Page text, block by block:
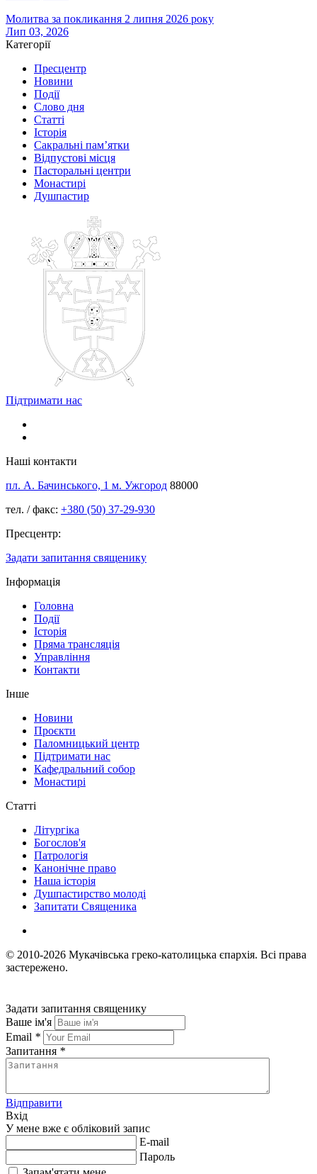
Молитва за покликання 2 липня 2026 року
Лип 03, 2026
Категорії
Пресцентр
Новини
Події
Слово дня
Статті
Історія
Сакральні пам’ятки
Відпустові місця
Пасторальні центри
Монастирі
Душпастир
Підтримати нас
Наші контакти
пл. А. Бачинського, 1 м. Ужгород 88000
тел. / факс: +380 (50) 37-29-930
Пресцентр:
Задати запитання священику
Інформація
Головна
Події
Історія
Пряма трансляція
Управління
Контакти
Інше
Новини
Проєкти
Паломницький центр
Підтримати нас
Кафедральний собор
Монастирі
Статті
Літургіка
Богослов'я
Патрологія
Канонічне право
Наша історія
Душпастирство молоді
Запитати Священика
© 2010-2026 Мукачівська греко-католицька єпархія. Всі права
застережено.
Задати запитання священику
Ваше ім'я
Email *
Запитання *
Відправити
Вхід
У мене вже є обліковий запис
E-mail
Пароль